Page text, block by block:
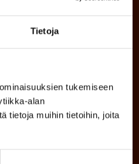
Tietoja
tukemiseen
alan
tietoja muihin tietoihin, joita